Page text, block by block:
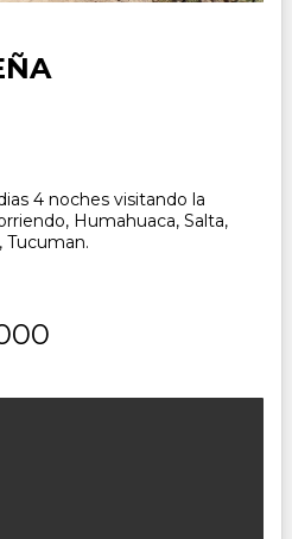
4 noches visitando la
Humahuaca, Salta,
Tucuman.